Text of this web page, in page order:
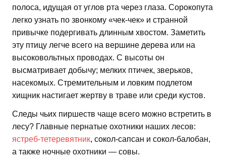
полоса, идущая от углов рта через глаза. Сорокопута
легко узнать по звонкому «чек-чек» и странной
привычке подергивать длинным хвостом. Заметить
эту птицу легче всего на вершине дерева или на
высоковольтных проводах. С высоты он
высматривает добычу; мелких птичек, зверьков,
насекомых. Стремительным и ловким подлетом
хищник настигает жертву в траве или среди кустов.
Следы чьих пиршеств чаще всего можно встретить в
лесу? Главные пернатые охотники наших лесов:
ястреб-тетеревятник, сокол-сапсан и сокол-балобан,
а также ночные охотники — совы.